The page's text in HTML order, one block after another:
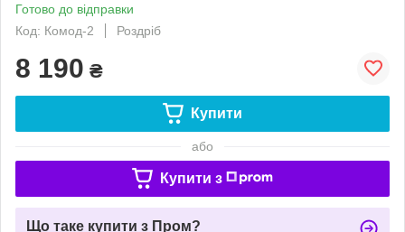
Готово до відправки
Код: Комод-2
Роздріб
8 190 ₴
Купити
або
Купити з
Що таке купити з Пром?